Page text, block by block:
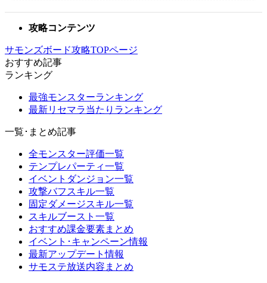
攻略コンテンツ
サモンズボード攻略TOPページ
おすすめ記事
ランキング
最強モンスターランキング
最新リセマラ当たりランキング
一覧･まとめ記事
全モンスター評価一覧
テンプレパーティ一覧
イベントダンジョン一覧
攻撃バフスキル一覧
固定ダメージスキル一覧
スキルブースト一覧
おすすめ課金要素まとめ
イベント･キャンペーン情報
最新アップデート情報
サモステ放送内容まとめ